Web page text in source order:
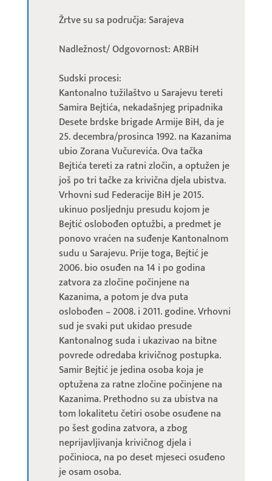
Žrtve su sa područja: Sarajeva
Nadležnost/ Odgovornost: ARBiH
Sudski procesi:
Kantonalno tužilaštvo u Sarajevu tereti
Samira Bejtića, nekadašnjeg pripadnika
Desete brdske brigade Armije BiH, da je
25. decembra/prosinca 1992. na Kazanima
ubio Zorana Vučurevića. Ova tačka
Bejtića tereti za ratni zločin, a optužen je
još po tri tačke za krivična djela ubistva.
Vrhovni sud Federacije BiH je 2015.
ukinuo posljednju presudu kojom je
Bejtić oslobođen optužbi, a predmet je
ponovo vraćen na suđenje Kantonalnom
sudu u Sarajevu. Prije toga, Bejtić je
2006. bio osuđen na 14 i po godina
zatvora za zločine počinjene na
Kazanima, a potom je dva puta
oslobođen – 2008. i 2011. godine. Vrhovni
sud je svaki put ukidao presude
Kantonalnog suda i ukazivao na bitne
povrede odredaba krivičnog postupka.
Samir Bejtić je jedina osoba koja je
optužena za ratne zločine počinjene na
Kazanima. Prethodno su za ubistva na
tom lokalitetu četiri osobe osuđene na
po šest godina zatvora, a zbog
neprijavljivanja krivičnog djela i
počinioca, na po deset mjeseci osuđeno
je osam osoba.